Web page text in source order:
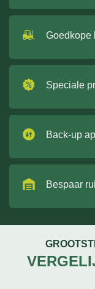
Goedkope
Speciale
Back-up
Bespaar